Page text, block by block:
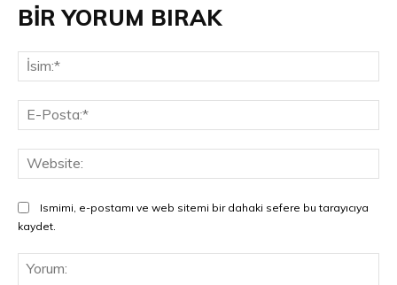
BİR YORUM BIRAK
Ismimi, e-postamı ve web sitemi bir dahaki sefere bu tarayıcıya
kaydet.